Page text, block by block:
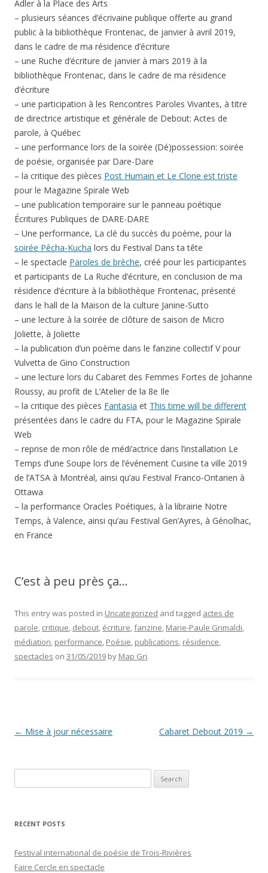
Adler à la Place des Arts
– plusieurs séances d’écrivaine publique offerte au grand
public à la bibliothèque Frontenac, de janvier à avril 2019,
dans le cadre de ma résidence d’écriture
– une Ruche d’écriture de janvier à mars 2019 à la
bibliothèque Frontenac, dans le cadre de ma résidence
d’écriture
– une participation à les Rencontres Paroles Vivantes, à titre
de directrice artistique et générale de Debout: Actes de
parole, à Québec
– une performance lors de la soirée (Dé)possession: soirée
de poésie, organisée par Dare-Dare
– la critique des pièces Post Humain et Le Clone est triste
pour le Magazine Spirale Web
– une publication temporaire sur le panneau poétique
Écritures Publiques de DARE-DARE
– Une performance, La clé du succès du poème, pour la
soirée Pêcha-Kucha lors du Festival Dans ta tête
– le spectacle Paroles de brèche, créé pour les participantes
et participants de La Ruche d’écriture, en conclusion de ma
résidence d’écriture à la bibliothèque Frontenac, présenté
dans le hall de la Maison de la culture Janine-Sutto
– une lecture à la soirée de clôture de saison de Micro
Joliette, à Joliette
– la publication d’un poème dans le fanzine collectif V pour
Vulvetta de Gino Construction
– une lecture lors du Cabaret des Femmes Fortes de Johanne
Roussy, au profit de L’Atelier de la 8e Ile
– la critique des pièces Fantasia et This time will be different
présentées dans le cadre du FTA, pour le Magazine Spirale
Web
– reprise de mon rôle de médi’actrice dans l’installation Le
Temps d’une Soupe lors de l’événement Cuisine ta ville 2019
de l’ATSA à Montréal, ainsi qu’au Festival Franco-Ontarien à
Ottawa
– la performance Oracles Poétiques, à la librairie Notre
Temps, à Valence, ainsi qu’au Festival Gen’Ayres, à Génolhac,
en France
C’est à peu près ça…
This entry was posted in Uncategorized and tagged actes de
parole, critique, debout, écriture,fanzine, Marie-Paule Grimaldi,
médiation, performance, Poésie, publications, résidence,
spectacles on 31/05/2019 by Map Gri.
Post navigation
← Mise à jour nécessaire Cabaret Debout 2019 →
for:
RECENT POSTS
Festival international de poésie de Trois-Rivières
Faire Cercle en spectacle